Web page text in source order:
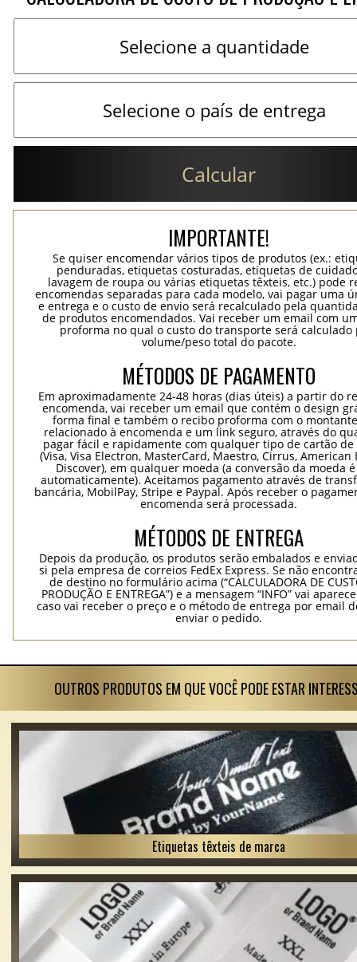
Calcular
IMPORTANTE!
Se quiser encomendar vários tipos de produtos (ex.:
penduradas, etiquetas costuradas, etiquetas de
lavagem de roupa ou várias etiquetas têxteis, etc.) pode
encomendas separadas para cada modelo, vai pagar uma
e entrega e o custo de envio será recalculado pela
de produtos encomendados. Vai receber um email com
proforma no qual o custo do transporte será calculado
volume/peso total do pacote.
MÉTODOS DE PAGAMENTO
Em aproximadamente 24-48 horas (dias úteis) a partir do
encomenda, vai receber um email que contém o design
forma final e também o recibo proforma com o
relacionado à encomenda e um link seguro, através do
pagar fácil e rapidamente com qualquer tipo de cartão
(Visa, Visa Electron, MasterCard, Maestro, Cirrus, American
Discover), em qualquer moeda (a conversão da moeda
automaticamente). Aceitamos pagamento através de
bancária, MobilPay, Stripe e Paypal. Após receber o
encomenda será processada.
MÉTODOS DE ENTREGA
Depois da produção, os produtos serão embalados e
si pela empresa de correios FedEx Express. Se não
de destino no formulário acima (“CALCULADORA DE
PRODUÇÃO E ENTREGA”) e a mensagem “INFO” vai
caso vai receber o preço e o método de entrega por email
enviar o pedido.
OUTROS PRODUTOS EM QUE VOCÊ PODE ESTAR
Etiquetas têxteis de marca